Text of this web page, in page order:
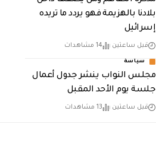
بلادنا بالهزيمة فهو يردد ما تريده
إسرائيل
قبل ساعتين 14 مشاهدات
سياسة
مجلس النواب ينشر جدول أعمال
جلسة يوم الأحد المقبل
قبل ساعتين 13 مشاهدات